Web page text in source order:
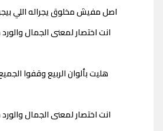
اصل مفيش مخلوق يجراله اللي
انت اختصار لمعنى الجمال
هليت بألوان الربيع وقفوا
انت اختصار لمعنى الجمال